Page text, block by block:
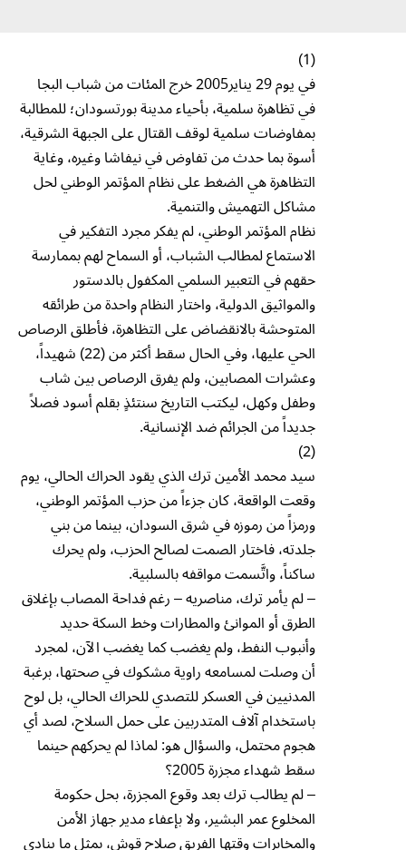
(1)
في يوم 29 يناير2005 خرج المئات من شباب البجا
في تظاهرة سلمية، بأحياء مدينة بورتسودان؛ للمطالبة
بمفاوضات سلمية لوقف القتال على الجبهة الشرقية،
أسوة بما حدث من تفاوض في نيفاشا وغيره، وغاية
التظاهرة هي الضغط على نظام المؤتمر الوطني لحل
مشاكل التهميش والتنمية.
نظام المؤتمر الوطني، لم يفكر مجرد التفكير في
الاستماع لمطالب الشباب، أو السماح لهم بممارسة
حقهم في التعبير السلمي المكفول بالدستور
والمواثيق الدولية، واختار النظام واحدة من طرائقه
المتوحشة بالانقضاض على التظاهرة، فأطلق الرصاص
الحي عليها، وفي الحال سقط أكثر من (22) شهيداً،
وعشرات المصابين، ولم يفرق الرصاص بين شاب
وطفل وكهل، ليكتب التاريخ سنتئذٍ بقلم أسود فصلاً
جديداً من الجرائم ضد الإنسانية.
(2)
سيد محمد الأمين ترك الذي يقود الحراك الحالي، يوم
وقعت الواقعة، كان جزءاً من حزب المؤتمر الوطني،
ورمزاً من رموزه في شرق السودان، بينما من بني
جلدته، فاختار الصمت لصالح الحزب، ولم يحرك
ساكناً، واتَّسمت مواقفه بالسلبية.
– لم يأمر ترك، مناصريه – رغم فداحة المصاب بإغلاق
الطرق أو الموانئ والمطارات وخط السكة حديد
وأنبوب النفط، ولم يغضب كما يغضب الآن، لمجرد
أن وصلت لمسامعه راوية مشكوك في صحتها، برغبة
المدنيين في العسكر للتصدي للحراك الحالي، بل لوح
باستخدام آلاف المتدربين على حمل السلاح، لصد أي
هجوم محتمل، والسؤال هو: لماذا لم يحركهم حينما
سقط شهداء مجزرة 2005؟
– لم يطالب ترك بعد وقوع المجزرة، بحل حكومة
المخلوع عمر البشير، ولا بإعفاء مدير جهاز الأمن
والمخابرات وقتها الفريق صلاح قوش، بمثل ما ينادي